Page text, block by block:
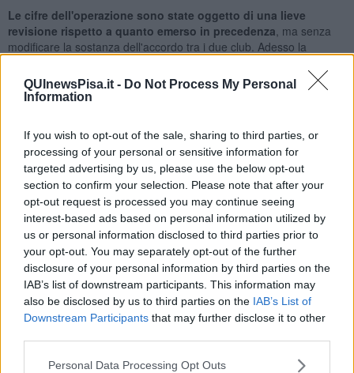
QUInewsPisa.it - Do Not Process My Personal
Information
If you wish to opt-out of the sale, sharing to third parties, or
processing of your personal or sensitive information for
targeted advertising by us, please use the below opt-out
section to confirm your selection. Please note that after your
opt-out request is processed you may continue seeing
interest-based ads based on personal information utilized by
us or personal information disclosed to third parties prior to
your opt-out. You may separately opt-out of the further
disclosure of your personal information by third parties on the
IAB’s list of downstream participants. This information may
also be disclosed by us to third parties on the IAB’s List of
Downstream Participants that may further disclose it to other
Personal Data Processing Opt Outs
Le cifre dell'operazione sono state oggetto di una lieve
revisione rispetto a quanto emerso in precedenza , ma senza
modificare la sostanza dell'accordo tra i due club. Adesso la
controriscatto fissato a 8,5 milioni di euro. I nerazzurri milanesi
dovranno sciogliere le riserve entro il 21 Giugno, data entro la
Per il Pisa l'eventuale esercizio del controriscatto garantirebbe
una plusvalenza immediata da un milione di euro, mentre per
l'Inter rappresenterebbe la possibilità di mantenere il controllo su
uno dei prospetti più interessanti cresciuti negli ultimi anni. La
notizia è stata confermata anche dai canali del giornalistaGianluca
Di Marzio.
Parallelamente alle vicende di mercato, arrivano novità importanti
anche dal fronte normativo . La Lega Nazionale Professionisti
Serie B ha infatti annunciato la sottoscrizione del nuovo
Figc, destinato a regolare i rapporti tra club e calciatori
professionisti per il prossimo triennio.